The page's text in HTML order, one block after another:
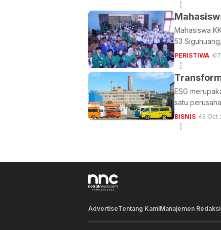
Mahasiswa
53
PERISTIWA
ESG
satu
BISNIS 13 Oct
AdvertiseTentang KamiManajemen Redaksi